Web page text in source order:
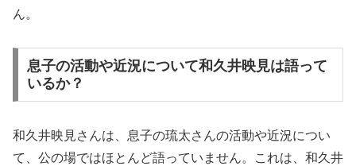
ん。
息子の活動や近況について和久井映見は語って
いるか？
和久井映見さんは、息子の琉太さんの活動や近況につい
て、公の場ではほとんど語っていません。これは、和久井